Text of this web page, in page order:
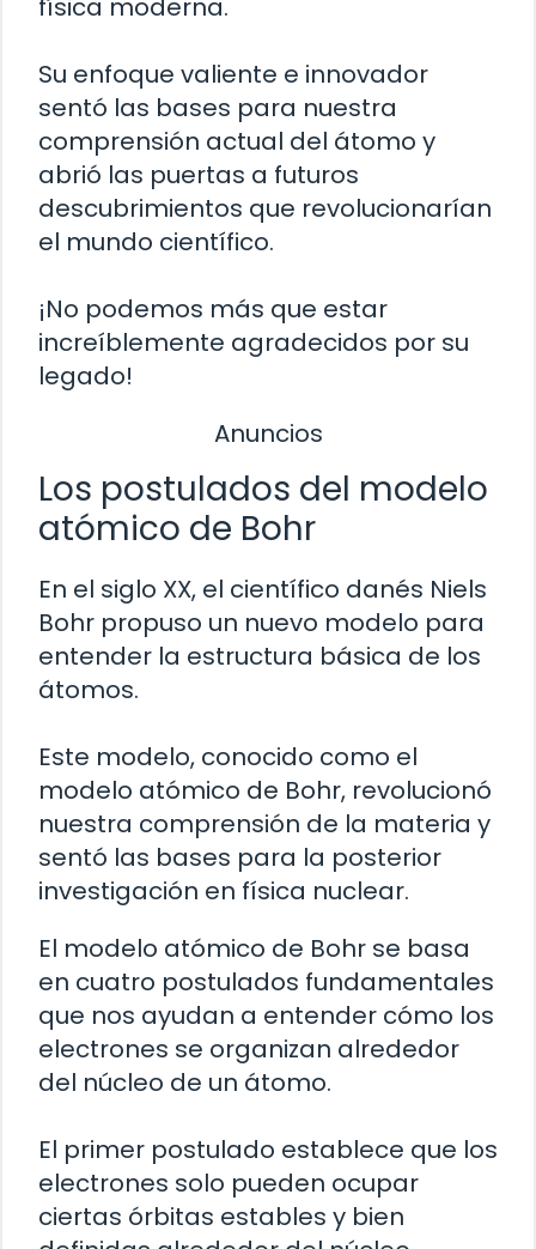
física moderna.
Su enfoque valiente e innovador
sentó las bases para nuestra
comprensión actual del átomo y
abrió las puertas a futuros
descubrimientos que revolucionarían
el mundo científico.
¡No podemos más que estar
increíblemente agradecidos por su
legado!
Anuncios
Los postulados del modelo
atómico de Bohr
En el siglo XX, el científico danés Niels
Bohr propuso un nuevo modelo para
entender la estructura básica de los
átomos.
Este modelo, conocido como el
modelo atómico de Bohr, revolucionó
nuestra comprensión de la materia y
sentó las bases para la posterior
investigación en física nuclear.
El modelo atómico de Bohr se basa
en cuatro postulados fundamentales
que nos ayudan a entender cómo los
electrones se organizan alrededor
del núcleo de un átomo.
El primer postulado establece que los
electrones solo pueden ocupar
ciertas órbitas estables y bien